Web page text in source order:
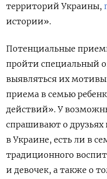
территорий Украины,
истории».
Потенциальные
пройти специальный
выявляться их
приема в семью
действий». У
спрашивают о друзьях
в Украине, есть ли в
традиционного
и девочек, а также о